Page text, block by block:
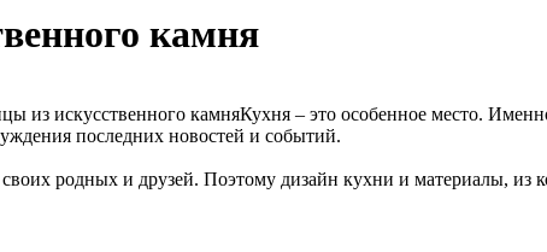
камня
из искусственного камняКухня – это особенное место.
последних новостей и событий.
родных и друзей. Поэтому дизайн кухни и материалы, из